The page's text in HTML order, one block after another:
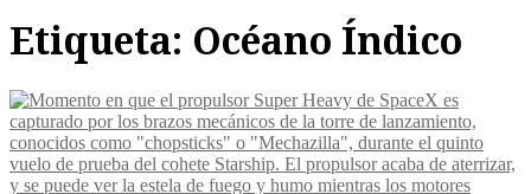
Etiqueta: Océano Índico